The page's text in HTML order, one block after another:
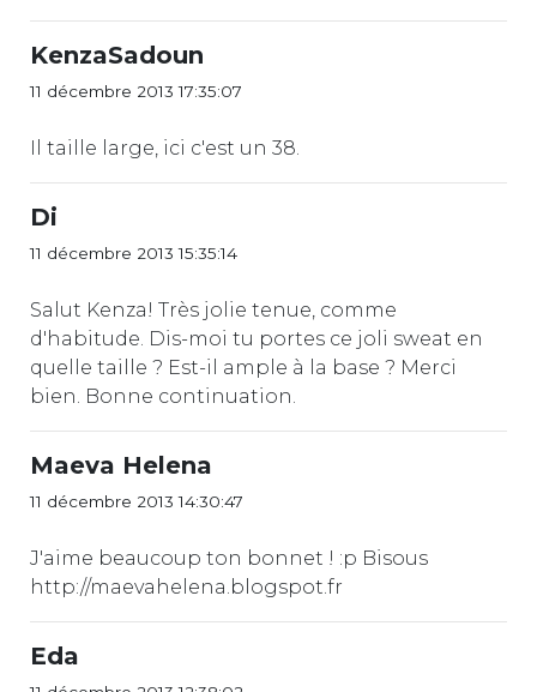
KenzaSadoun
11 décembre 2013 17:35:07
Il taille large, ici c'est un 38.
Di
11 décembre 2013 15:35:14
Salut Kenza! Très jolie tenue, comme
d'habitude. Dis-moi tu portes ce joli sweat en
quelle taille ? Est-il ample à la base ? Merci
bien. Bonne continuation.
Maeva Helena
11 décembre 2013 14:30:47
J'aime beaucoup ton bonnet ! :p Bisous
http://maevahelena.blogspot.fr
Eda